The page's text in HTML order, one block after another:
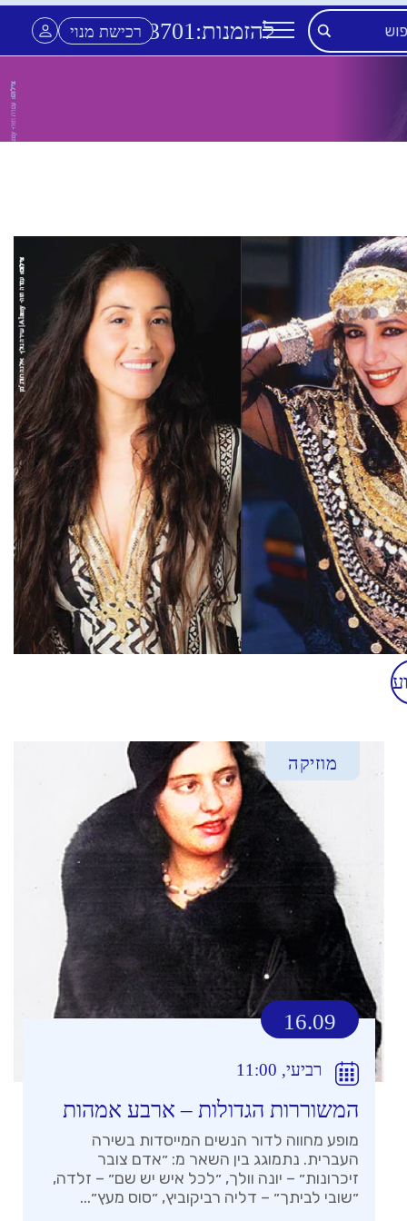
להזמנות: *3701 רכישת מנוי
מוזיקה
16.09
רביעי, 11:00
המשוררות הגדולות – ארבע אמהות
מופע מחווה לדור הנשים המייסדות בשירה
העברית. נתמוגג בין השאר מ: ״אדם צובר
זיכרונות״ – יונה וולך, ״לכל איש יש שם״ – זלדה,
״שובי לביתך״ – דליה רביקוביץ, ״סוס מעץ״...